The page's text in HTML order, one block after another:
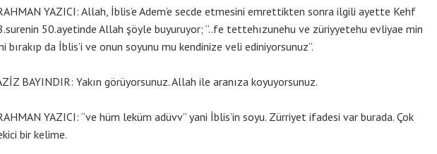
YAZICI: Allah, İblis’e Adem’e secde etmesini emrettikten sonra ilgili ayette Kehf
50.ayetinde Allah şöyle buyuruyor; “..fe tettehızunehu ve züriyyetehu evliyae min
bırakıp da İblis’i ve onun soyunu mu kendinize veli ediniyorsunuz”.
BAYINDIR: Yakın görüyorsunuz. Allah ile aranıza koyuyorsunuz.
YAZICI: “ve hüm leküm adüvv” yani İblis’in soyu. Zürriyet ifadesi var burada. Çok
bir kelime.